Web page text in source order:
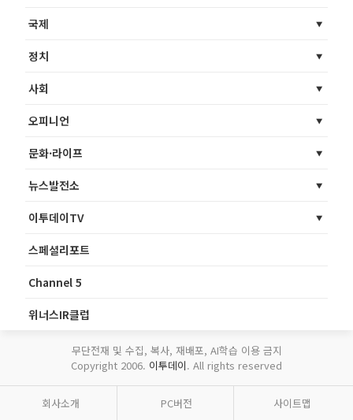
국제
정치
사회
오피니언
문화·라이프
뉴스발전소
이투데이TV
스페셜리포트
Channel 5
위너스IR클럽
무단전재 및 수집, 복사, 재배포, AI학습 이용 금지
Copyright 2006. 이투데이. All rights reserved
회사소개 PC버전 사이트맵